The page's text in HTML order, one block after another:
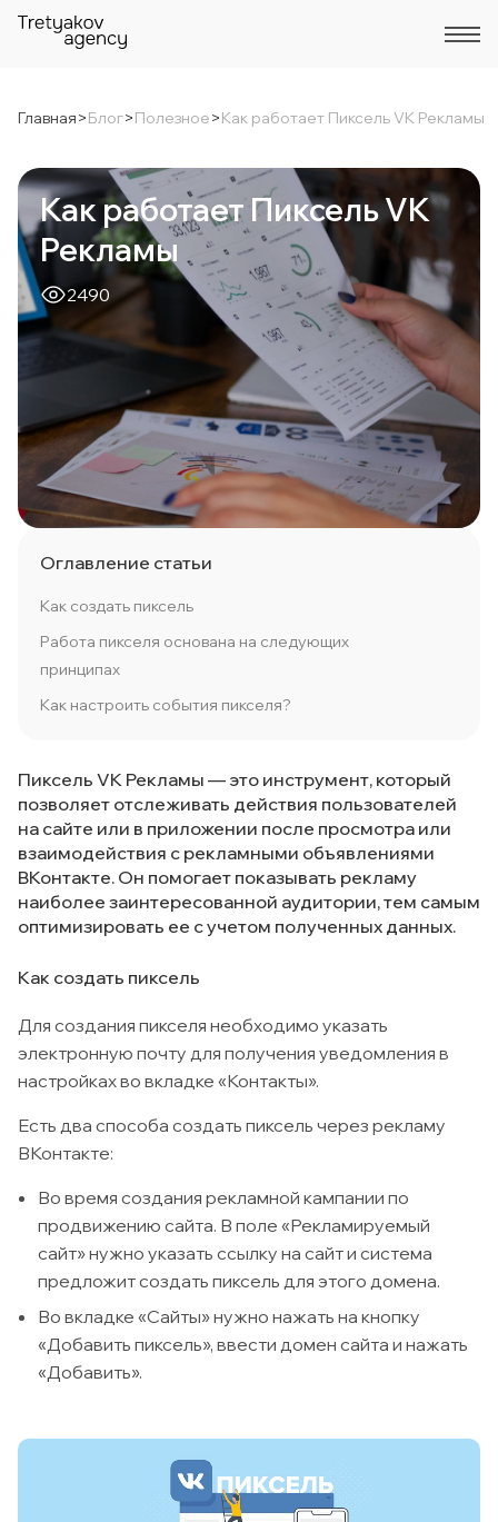
Главная>Блог>Полезное>Как работает Пиксель VK Рекламы
Как работает Пиксель VK
Рекламы
2490
Оглавление статьи
Как создать пиксель
Работа пикселя основана на следующих
принципах
Как настроить события пикселя?
Пиксель VK Рекламы — это инструмент, который
позволяет отслеживать действия пользователей
на сайте или в приложении после просмотра или
взаимодействия с рекламными объявлениями
ВКонтакте. Он помогает показывать рекламу
наиболее заинтересованной аудитории, тем самым
оптимизировать ее с учетом полученных данных.
Как создать пиксель
Для создания пикселя необходимо указать
электронную почту для получения уведомления в
настройках во вкладке «Контакты».
Есть два способа создать пиксель через рекламу
ВКонтакте:
Во время создания рекламной кампании по
продвижению сайта. В поле «Рекламируемый
сайт» нужно указать ссылку на сайт и система
предложит создать пиксель для этого домена.
Во вкладке «Сайты» нужно нажать на кнопку
«Добавить пиксель», ввести домен сайта и нажать
«Добавить».